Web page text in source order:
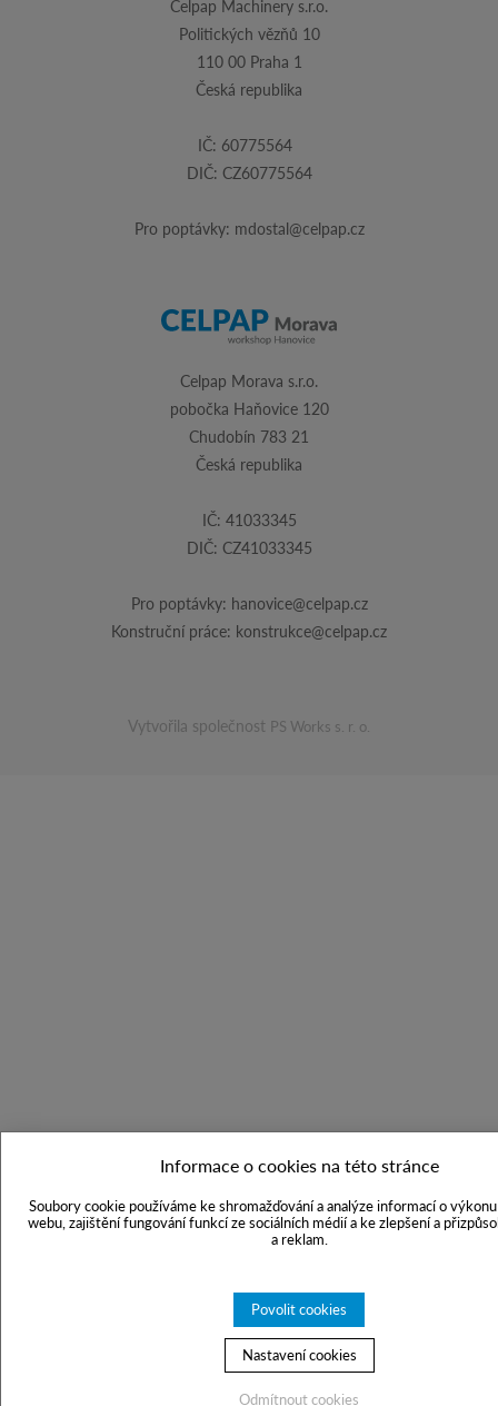
Informace o cookies na této stránce
Soubory cookie používáme ke shromažďování a analýze informací o
webu, zajištění fungování funkcí ze sociálních médií a ke zlepšení a
a reklam.
Povolit cookies
Nastavení cookies
Odmítnout cookies
Celpap Machinery s.r.o.
Politických vězňů 10
110 00 Praha 1
Česká republika
IČ: 60775564
DIČ: CZ60775564
Pro poptávky: mdostal@celpap.cz
Celpap Morava s.r.o.
pobočka Haňovice 120
Chudobín 783 21
Česká republika
IČ: 41033345
DIČ: CZ41033345
Pro poptávky: hanovice@celpap.cz
Konstruční práce: konstrukce@celpap.cz
Vytvořila společnost PS Works s. r. o.